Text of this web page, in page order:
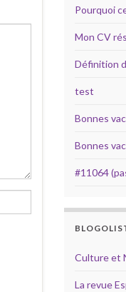
Pourquoi
Mon CV
Définition
test
Bonnes
Bonnes
#11064
Culture et
La revue